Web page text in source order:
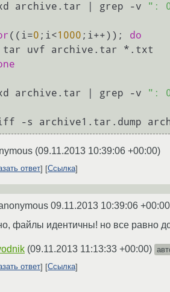
archive.tar | grep -v ":
((i=0 ;i<1000 ;i++)); do
archive.tar | grep -v ":
(09.11.2013 10:39:06 +00:00)
ответ Ссылка
09.11.2013 10:39:06 +00:00
файлы идентичны! но все равно
(09.11.2013 11:13:33 +00:00)
ответ
Ссылка